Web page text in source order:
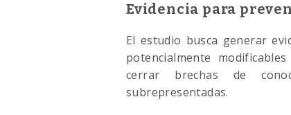
Evidencia para
El estudio busca generar
potencialmente
cerrar brechas de
subrepresentadas.